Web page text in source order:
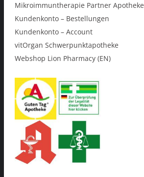
Mikroimmuntherapie Partner Apotheke
Kundenkonto – Bestellungen
Kundenkonto – Account
vitOrgan Schwerpunktapotheke
Webshop Lion Pharmacy (EN)